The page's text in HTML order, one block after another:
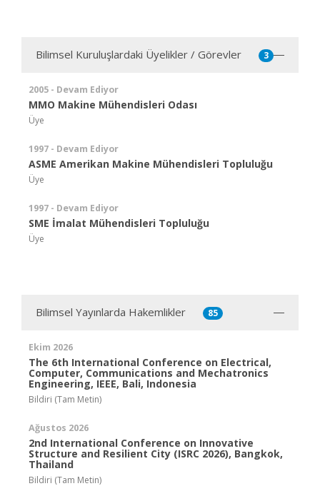
Bilimsel Kuruluşlardaki Üyelikler / Görevler 3
2005 - Devam Ediyor
MMO Makine Mühendisleri Odası
Üye
1997 - Devam Ediyor
ASME Amerikan Makine Mühendisleri Topluluğu
Üye
1997 - Devam Ediyor
SME İmalat Mühendisleri Topluluğu
Üye
Bilimsel Yayınlarda Hakemlikler 85
Ekim 2026
The 6th International Conference on Electrical,
Computer, Communications and Mechatronics
Engineering, IEEE, Bali, Indonesia
Bildiri (Tam Metin)
Ağustos 2026
2nd International Conference on Innovative
Structure and Resilient City (ISRC 2026), Bangkok,
Thailand
Bildiri (Tam Metin)